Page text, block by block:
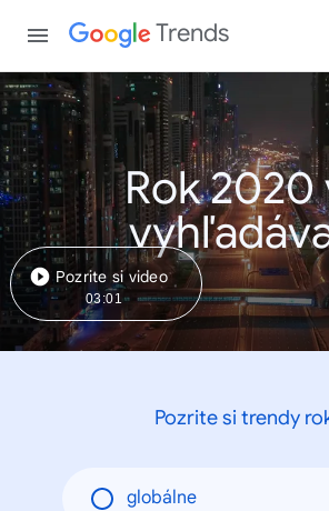
Trends
Rok 2020
Pozrite si video
03:01
Pozrite si trendy
globálne